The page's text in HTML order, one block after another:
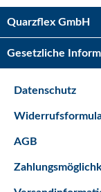
Bestseller
Quarzflex GmbH
Gesetzliche
Datenschutz
AGB